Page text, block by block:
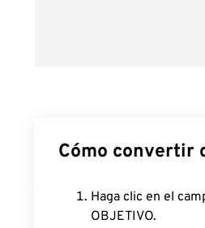
Cómo convertir
Haga clic en el
OBJETIVO.